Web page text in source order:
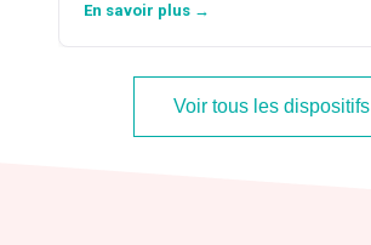
En savoir plus →
Voir tous les dispositifs